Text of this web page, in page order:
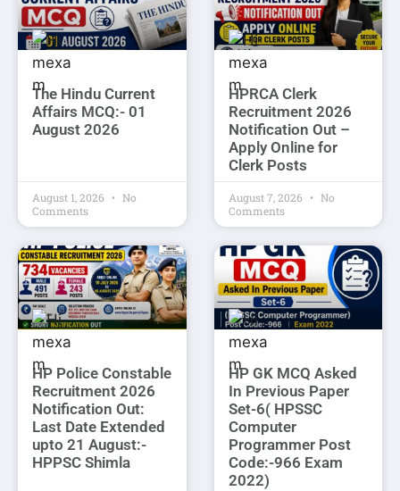
The Hindu Current
Affairs MCQ:- 01
August 2026
August 1, 2026
No
Comments
HPRCA Clerk
Recruitment 2026
Notification Out –
Apply Online for
Clerk Posts
August 7, 2026
No
Comments
HP Police Constable
Recruitment 2026
Notification Out:
Last Date Extended
upto 21 August:-
HPPSC Shimla
HP GK MCQ Asked
In Previous Paper
Set-6( HPSSC
Computer
Programmer Post
Code:-966 Exam
2022)